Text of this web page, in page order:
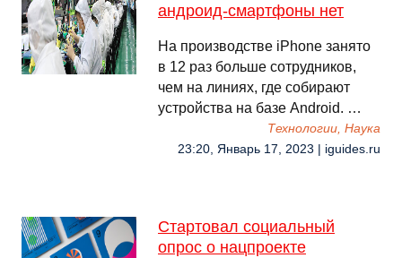
андроид-смартфоны нет
На производстве iPhone занято
в 12 раз больше сотрудников,
чем на линиях, где собирают
устройства на базе Android. …
Технологии, Наука
23:20, Январь 17, 2023 | iguides.ru
Стартовал социальный
опрос о нацпроекте